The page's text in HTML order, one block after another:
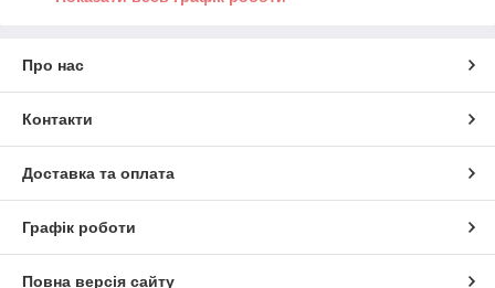
Про нас
Контакти
Доставка та оплата
Графік роботи
Повна версія сайту